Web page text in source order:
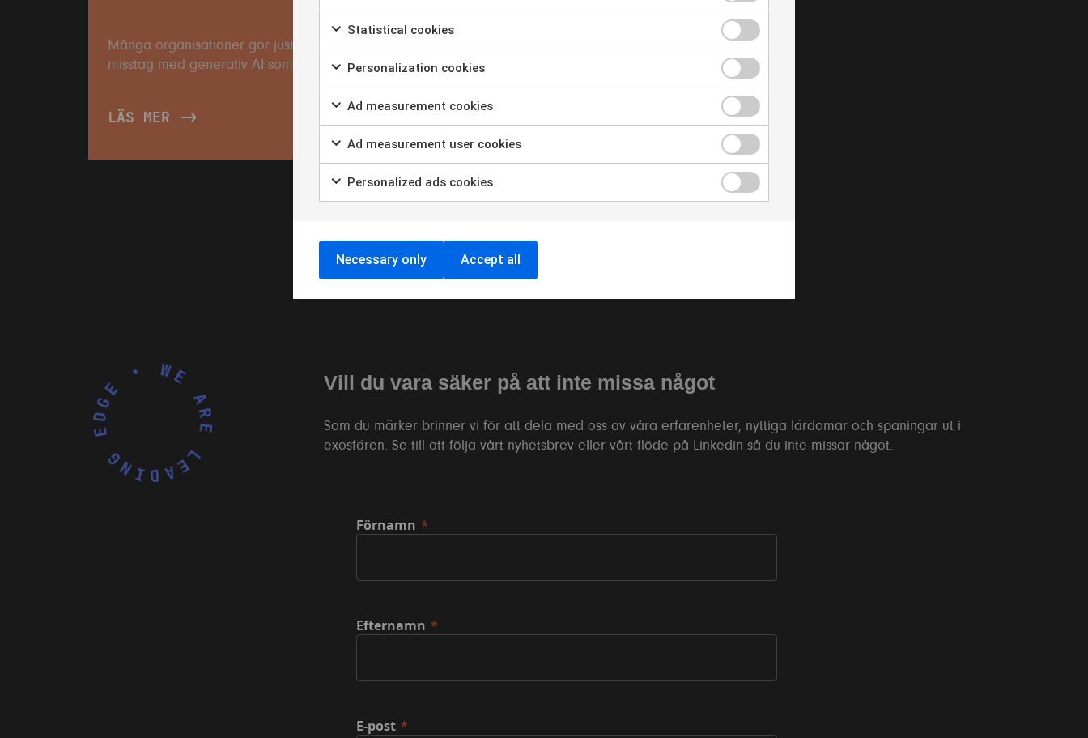
Många organisationer gör just nu samma
misstag med generativ AI som vi sett i
tidigare digitala initiativ. De ser generativ
då att bara lägga verktygen i knäna på
användarna och hoppas att de lär sig an...
LÄS MER
WE ARE LEADING EDGE • Vill du vara säker på att inte missa något
Som du märker brinner vi för att dela med oss av våra erfarenheter, nyttiga lärdomar och spaningar ut i
exosfären. Se till att följa vårt nyhetsbrev eller vårt flöde på Linkedin så du inte missar något.
Förnamn
Efternamn
E-post
Statistical cookies
Personalization cookies
Ad measurement cookies
Ad measurement user cookies
Personalized ads cookies
Necessary only Accept all